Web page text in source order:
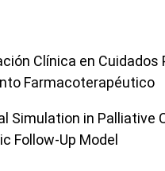
Clínica en
Farmacoterapéutico
Simulation in Palliative
Follow-Up Model